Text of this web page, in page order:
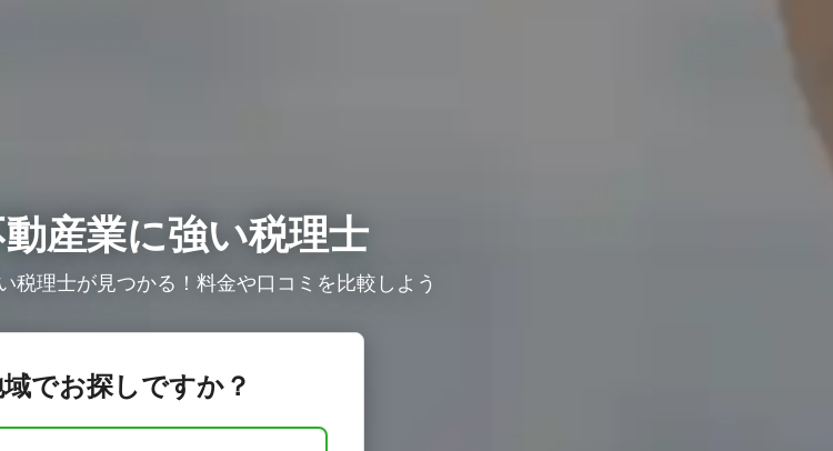
産業に強い税理士
税理士が見つかる！料金や口コミを比較しよう
でお探しですか？